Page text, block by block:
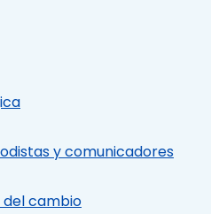
y comunicadores
del cambio